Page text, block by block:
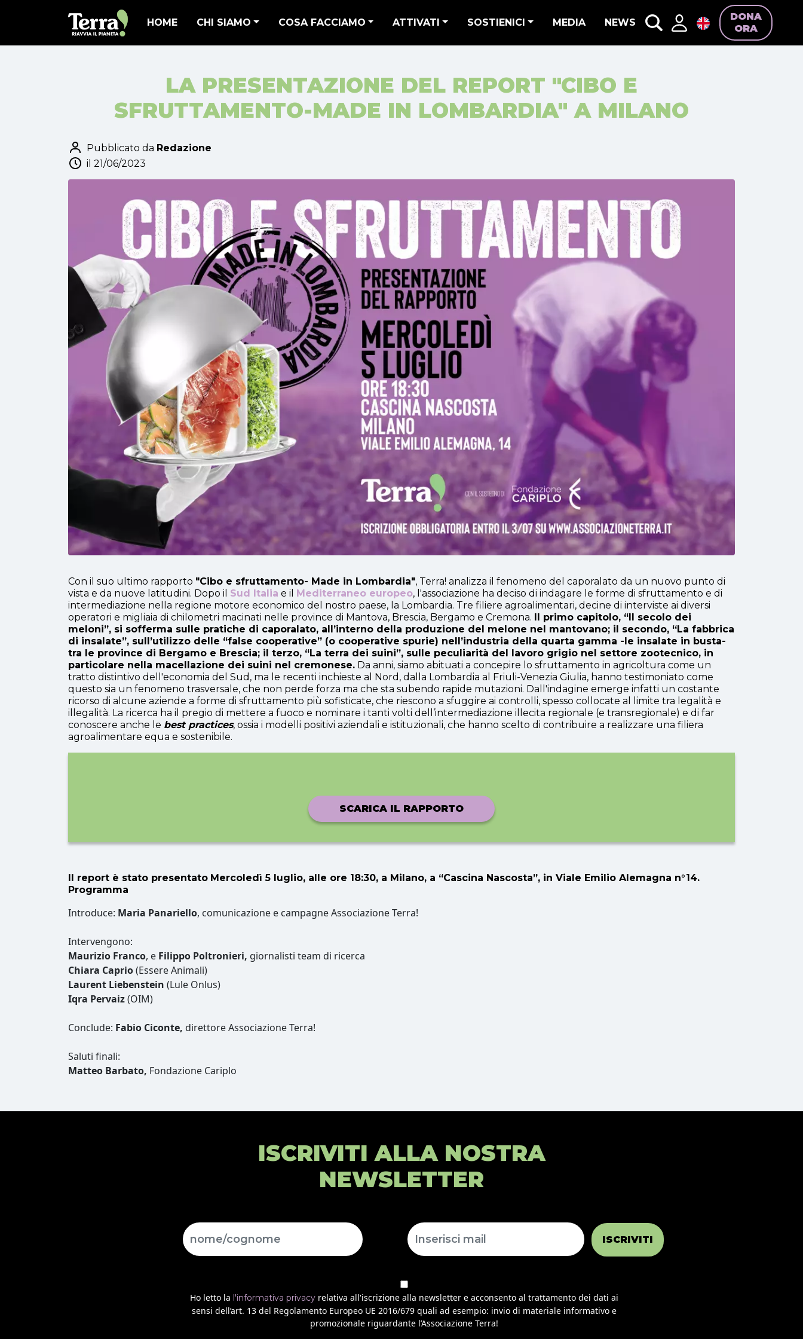
HOME CHI SIAMO COSA FACCIAMO ATTIVATI SOSTIENICI MEDIA NEWS
DONA
ORA
LA PRESENTAZIONE DEL REPORT "CIBO E
SFRUTTAMENTO-MADE IN LOMBARDIA" A MILANO
Pubblicato da Redazione
il 21/06/2023
Con il suo ultimo rapporto "Cibo e sfruttamento- Made in Lombardia", Terra! analizza il fenomeno del caporalato da un nuovo punto di
vista e da nuove latitudini. Dopo il Sud Italia e il Mediterraneo europeo, l'associazione ha deciso di indagare le forme di sfruttamento e di
intermediazione nella regione motore economico del nostro paese, la Lombardia. Tre filiere agroalimentari, decine di interviste ai diversi
operatori e migliaia di chilometri macinati nelle province di Mantova, Brescia, Bergamo e Cremona. Il primo capitolo, “Il secolo dei
meloni”, si sofferma sulle pratiche di caporalato, all’interno della produzione del melone nel mantovano; il secondo, “La fabbrica
di insalate”, sull’utilizzo delle “false cooperative” (o cooperative spurie) nell’industria della quarta gamma -le insalate in busta-
tra le province di Bergamo e Brescia; il terzo, “La terra dei suini”, sulle peculiarità del lavoro grigio nel settore zootecnico, in
particolare nella macellazione dei suini nel cremonese. Da anni, siamo abituati a concepire lo sfruttamento in agricoltura come un
tratto distintivo dell'economia del Sud, ma le recenti inchieste al Nord, dalla Lombardia al Friuli-Venezia Giulia, hanno testimoniato come
questo sia un fenomeno trasversale, che non perde forza ma che sta subendo rapide mutazioni. Dall'indagine emerge infatti un costante
ricorso di alcune aziende a forme di sfruttamento più sofisticate, che riescono a sfuggire ai controlli, spesso collocate al limite tra legalità e
illegalità. La ricerca ha il pregio di mettere a fuoco e nominare i tanti volti dell’intermediazione illecita regionale (e transregionale) e di far
conoscere anche le best practices, ossia i modelli positivi aziendali e istituzionali, che hanno scelto di contribuire a realizzare una filiera
agroalimentare equa e sostenibile.
SCARICA IL RAPPORTO
Il report è stato presentato Mercoledì 5 luglio, alle ore 18:30, a Milano, a “Cascina Nascosta”, in Viale Emilio Alemagna n°14.
Programma
Introduce: Maria Panariello, comunicazione e campagne Associazione Terra!
Intervengono:
Maurizio Franco, e Filippo Poltronieri, giornalisti team di ricerca
Chiara Caprio(Essere Animali)
Laurent Liebenstein (Lule Onlus)
Iqra Pervaiz(OIM)
Conclude: Fabio Ciconte, direttore Associazione Terra!
Saluti finali:
Matteo Barbato, Fondazione Cariplo
ISCRIVITI ALLA NOSTRA
NEWSLETTER
ISCRIVITI
Ho letto la l'informativa privacy relativa all'iscrizione alla newsletter e acconsento al trattamento dei dati ai
sensi dell’art. 13 del Regolamento Europeo UE 2016/679 quali ad esempio: invio di materiale informativo e
promozionale riguardante l’Associazione Terra!